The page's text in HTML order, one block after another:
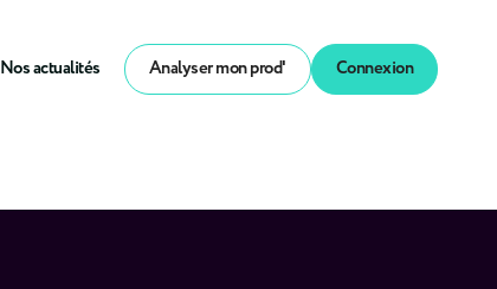
Nos actualités Analyser mon prod' Connexion